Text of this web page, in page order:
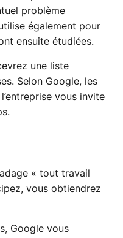
problème
également pour
ensuite étudiées.
une liste
Selon Google, les
vous invite
« tout travail
vous obtiendrez
Google vous